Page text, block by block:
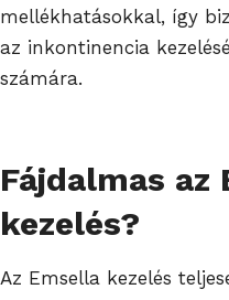
mellékhatásokkal, így
az inkontinencia
számára.
Fájdalmas az
kezelés?
Az Emsella kezelés